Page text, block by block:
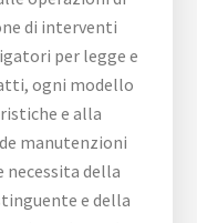
di interventi
per legge e
ogni modello
e alla
manutenzioni
necessita della
e della